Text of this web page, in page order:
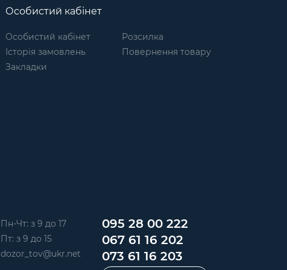
Особистий кабінет
Особистий кабінет
Історія замовлень
Закладки
Розсилка
Повернення товару
Пн-Чт: з 9 до 17
Пт: з 9 до 15
dozor_tov@ukr.net
095 28 00 222
067 61 16 202
073 61 16 203